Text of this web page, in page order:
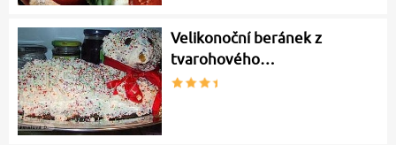
Velikonoční beránek z
tvarohového…